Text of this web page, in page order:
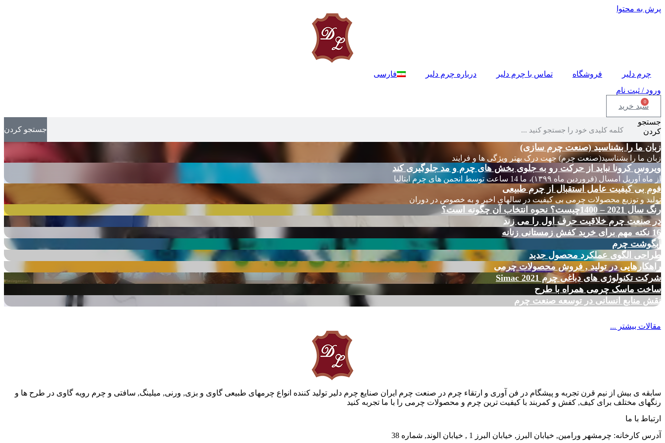
پرش به محتوا
چرم دلیر فروشگاه تماس با چرم دلیر درباره چرم دلیر
فارسی
ورود / ثبت نام
0
سبد خرید
جستجو
کردن
جستجو کردن
زبان ما را بشناسید (صنعت چرم سازی)
زبان ما را بشناسید(صنعت چرم) جهت درک بهتر ویژگی ها و فرایند
ویروس کرونا نباید از حرکت رو به جلوی بخش های چرم و مد جلوگیری کند
از ماه آوریل امسال (فروردین ماه ۱۳۹۹)، ما 14 ساعت توسط انجمن های چرم ایتالیا
فوم بی کیفیت عامل استقبال از چرم طبیعی
تولید و توزیع محصولات چرمی بی کیفیت در سالهای اخیر و به خصوص در دوران
رنگ سال 2021 – 1400چیست؟ نحوه انتخاب آن چگونه است؟
در صنعت چرم خلاقیت حرف اول را می زند
16 نکته مهم برای خرید کفش زمستانی زنانه
آبگوشت چرم
طراحی الگوی عملکرد محصول جدید
راهکارهایی در تولید , فروش محصولات چرمی
شرکت تکنولوژی های دباغی چرم Simac 2021
ساخت ماسک چرمی همراه با طرح
نقش منابع انسانی در توسعه صنعت چرم
مقالات بیشتر ...
سابقه ی بیش از نیم قرن تجربه و پیشگام در فن آوری و ارتقاء چرم در صنعت چرم ایران صنایع چرم دلیر تولید کننده انواع چرمهای طبیعی گاوی و بزی, ورنی, میلینگ, سافتی و چرم رویه گاوی در طرح ها و
رنگهای مختلف برای کیف, کفش و کمربند با کیفیت ترین چرم و محصولات چرمی را با ما تجربه کنید
ارتباط با ما
آدرس کارخانه: چرمشهر ورامین, خیابان البرز, خیابان البرز 1 , خیابان الوند, شماره 38